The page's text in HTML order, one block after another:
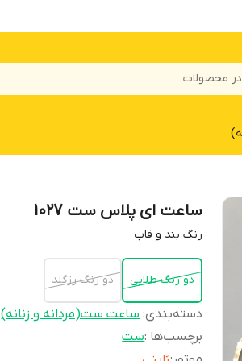
محصولات
ساعت ای پلاس ست 1027
رنگ بند و قاب
دو رنگ طلایی دو رنگ رزگلد
دسته‌بندی:ساعت ست(مردانه و زنانه)
برچسب‌ها :ست